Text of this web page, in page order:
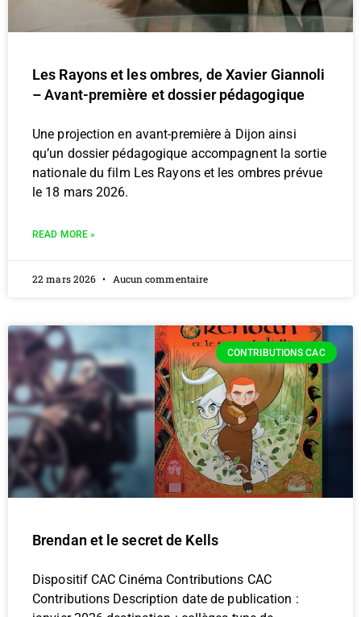
Les Rayons et les ombres, de Xavier Giannoli
– Avant-première et dossier pédagogique
Une projection en avant-première à Dijon ainsi
qu’un dossier pédagogique accompagnent la sortie
nationale du film Les Rayons et les ombres prévue
le 18 mars 2026.
READ MORE »
22 mars 2026 Aucun commentaire
CONTRIBUTIONS CAC
Brendan et le secret de Kells
Dispositif CAC Cinéma Contributions CAC
Contributions Description date de publication :